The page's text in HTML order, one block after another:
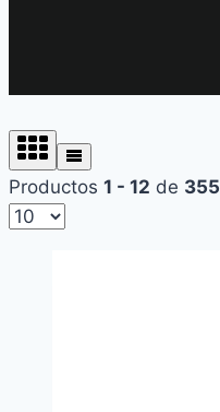
Productos 1 - 12 de 355